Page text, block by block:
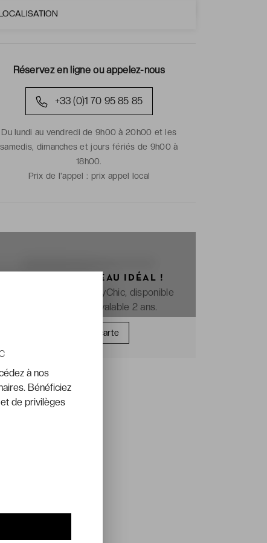
Réservez en ligne ou appelez-nous
+33 (0)1 70 95 85 85
Du lundi au vendredi de 9h00 à 20h00 et les
samedis, dimanches et jours fériés de 9h00 à
18h00.
Prix de l'appel : prix appel local
OFFREZ LE CADEAU IDÉAL !
La e-carte cadeau VeryChic, disponible
immédiatement et valable 2 ans.
Offrir une carte
à nos
Bénéficiez
de privilèges